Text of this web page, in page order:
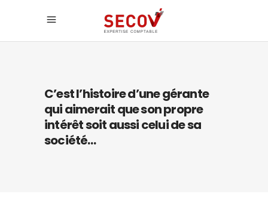
C’est l’histoire d’une gérante
qui aimerait que son propre
intérêt soit aussi celui de sa
société…